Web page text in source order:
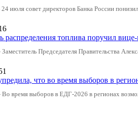
совет директоров Банка России
распределения топлива поручил
Председателя Правительства
что во время выборов в
время выборов в ЕДГ-2026 в регионах